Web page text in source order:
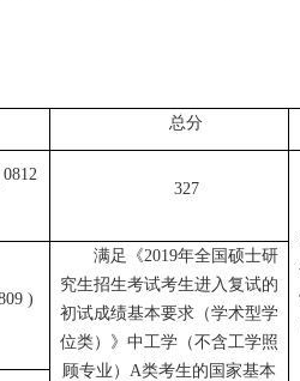
总分
327
)
满足《2019年全国硕士研
究生招生考试考生进入复试的
初试成绩基本要求（学术型学
位类）》中工学（不含工学照
顾专业）A类考生的国家基本